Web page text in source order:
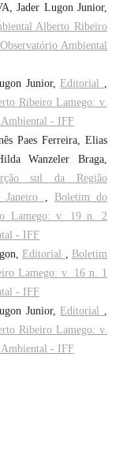
Jader Lugon Junior,
Alberto Ribeiro
Ambiental
Junior, Editorial
Ribeiro Lamego: v.
- IFF
Paes Ferreira, Elias
Wanzeler Braga,
sul da Região
Boletim do
Lamego: v. 19 n. 2
- IFF
Editorial
Boletim
Lamego: v. 16 n. 1
- IFF
Junior, Editorial
Ribeiro Lamego: v.
- IFF